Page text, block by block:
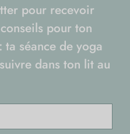
pour recevoir
pour ton
ta séance de yoga
dans ton lit au